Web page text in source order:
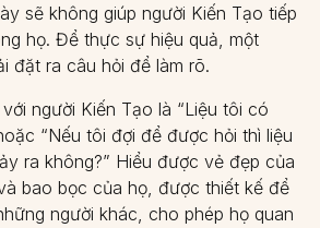
sẽ không giúp người Kiến Tạo tiếp
họ. Để thực sự hiệu quả, một
đặt ra câu hỏi để làm rõ.
người Kiến Tạo là “Liệu tôi có
“Nếu tôi đợi để được hỏi thì liệu
ra không?” Hiểu được vẻ đẹp của
bao bọc của họ, được thiết kế để
người khác, cho phép họ quan